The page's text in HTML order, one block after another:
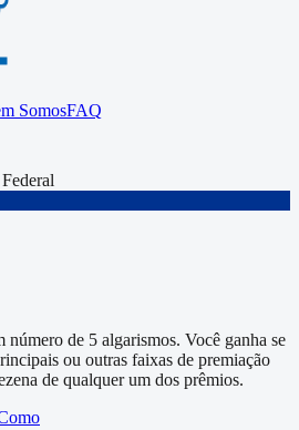
SomosFAQ
de 5 algarismos. Você ganha se
ou outras faixas de premiação
de qualquer um dos prêmios.